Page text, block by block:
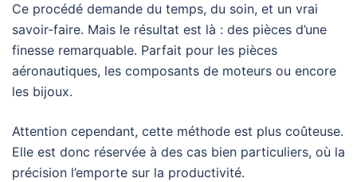
Ce procédé demande du temps, du soin, et un vrai
savoir-faire. Mais le résultat est là : des pièces d’une
finesse remarquable. Parfait pour les pièces
aéronautiques, les composants de moteurs ou encore
les bijoux.
Attention cependant, cette méthode est plus coûteuse.
Elle est donc réservée à des cas bien particuliers, où la
précision l’emporte sur la productivité.